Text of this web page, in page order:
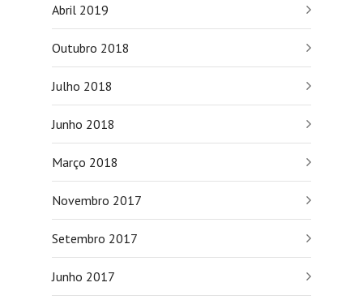
Abril 2019
Outubro 2018
Julho 2018
Junho 2018
Março 2018
Novembro 2017
Setembro 2017
Junho 2017